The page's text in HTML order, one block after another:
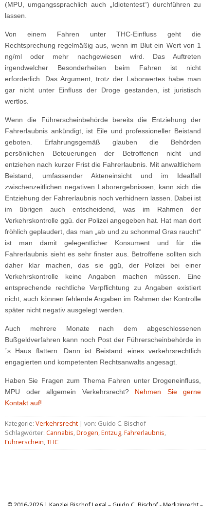
(MPU, umgangssprachlich auch „Idiotentest“) durchführen zu
lassen.
Von einem Fahren unter THC-Einfluss geht die
Rechtsprechung regelmäßig aus, wenn im Blut ein Wert von 1
ng/ml oder mehr nachgewiesen wird. Das Auftreten
irgendwelcher Besonderheiten beim Fahren ist nicht
erforderlich. Das Argument, trotz der Laborwertes habe man
gar nicht unter Einfluss der Droge gestanden, ist juristisch
wertlos.
Wenn die Führerscheinbehörde bereits die Entziehung der
Fahrerlaubnis ankündigt, ist Eile und professioneller Beistand
geboten. Erfahrungsgemäß glauben die Behörden
persönlichen Beteuerungen der Betroffenen nicht und
entziehen nach kurzer Frist die Fahrerlaubnis. Mit anwaltlichem
Beistand, umfassender Akteneinsicht und im Idealfall
zwischenzeitlichen negativen Laborergebnissen, kann sich die
Entziehung der Fahrerlaubnis noch verhidnern lassen. Dabei ist
im übrigen auch entscheidend, was im Rahmen der
Verkehrskontrolle ggü. der Polizei angegeben hat. Hat man dort
fröhlich geplaudert, das man „ab und zu schonmal Gras raucht“
ist man damit gelegentlicher Konsument und für die
Fahrerlaubnis sieht es sehr finster aus. Betroffene sollten sich
daher klar machen, das sie ggü, der Polizei bei einer
Verkehrskontrolle keine Angaben machen müssen. Eine
entsprechende rechtliche Verpflichtung zu Angaben existiert
nicht, auch können fehlende Angaben im Rahmen der Kontrolle
später nicht negativ ausgelegt werden.
Auch mehrere Monate nach dem abgeschlossenen
Bußgeldverfahren kann noch Post der Führerscheinbehörde in
´s Haus flattern. Dann ist Beistand eines verkehrsrechtlich
engagierten und kompetenten Rechtsanwalts angesagt.
Haben Sie Fragen zum Thema Fahren unter Drogeneinfluss,
MPU oder allgemein Verkehrsrecht? Nehmen Sie gerne
Kontakt auf!
Kategorie: Verkehrsrecht | von: Guido C. Bischof
Schlagwörter: Cannabis,Drogen,Entzug,Fahrerlaubnis,
Führerschein,THC